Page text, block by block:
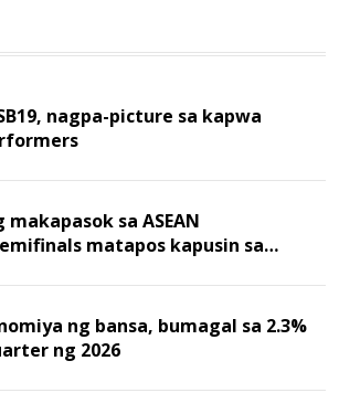
nagpa-picture sa kapwa
sa ASEAN
matapos kapusin sa
ng bansa, bumagal sa 2.3%
ng 2026